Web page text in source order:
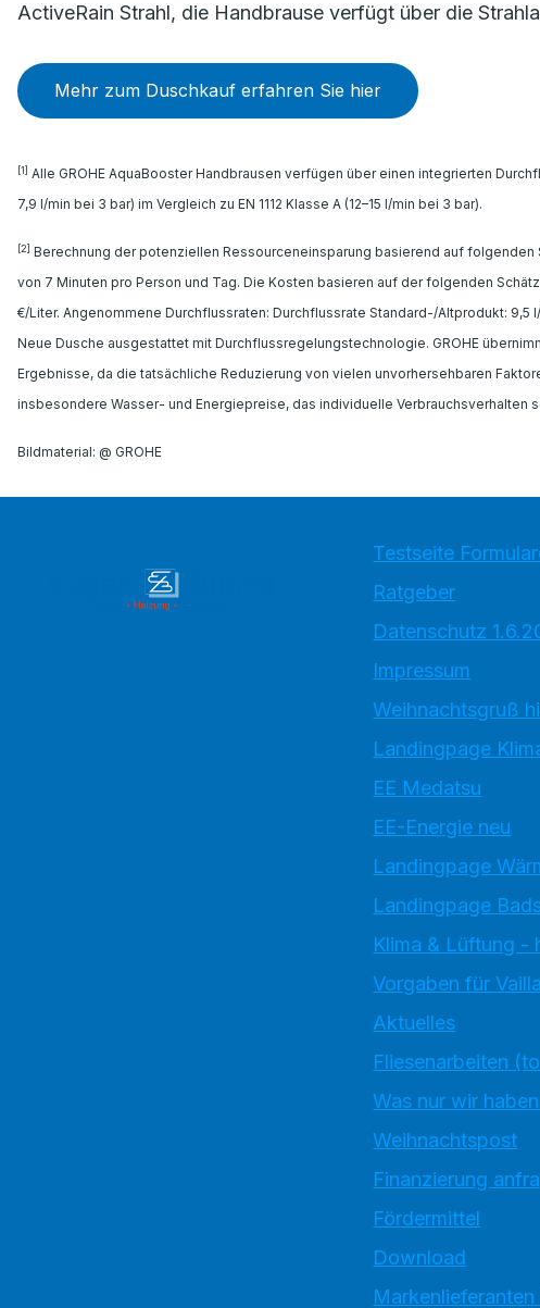
ActiveRain Strahl, die Handbrause verfügt über die
Mehr zum Duschkauf erfahren Sie hier
[1] Alle GROHE AquaBooster Handbrausen verfügen über einen integrierten
7,9 l/min bei 3 bar) im Vergleich zu EN 1112 Klasse A (12–15 l/min bei 3 bar).
[2] Berechnung der potenziellen Ressourceneinsparung basierend auf
von 7 Minuten pro Person und Tag. Die Kosten basieren auf der folgenden
€/Liter. Angenommene Durchflussraten: Durchflussrate Standard-/Altprodukt:
Neue Dusche ausgestattet mit Durchflussregelungstechnologie. GROHE
Ergebnisse, da die tatsächliche Reduzierung von vielen unvorhersehbaren
insbesondere Wasser- und Energiepreise, das individuelle Verbrauchsverhalten
Bildmaterial: @ GROHE
Testseite
Ratgeber
Datenschutz
Impressum
Weihnachtsgruß
Landingpage
EE Medatsu
EE-Energie neu
Landingpage
Landingpage
Klima & Lüftung -
Vorgaben für
Aktuelles
Fliesenarbeiten
Was nur wir
Weihnachtspost
Finanzierung
Fördermittel
Download
Markenlieferanten